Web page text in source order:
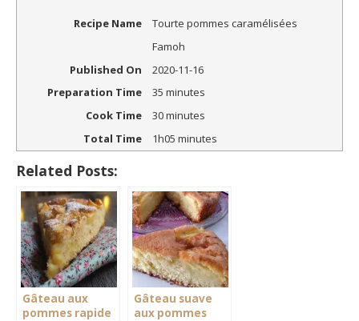
Recipe Name
Tourte pommes caramélisées
Famoh
Published On
2020-11-16
Preparation Time
35 minutes
Cook Time
30 minutes
Total Time
1h05 minutes
Related Posts:
Gâteau aux
pommes rapide
Gâteau suave
aux pommes